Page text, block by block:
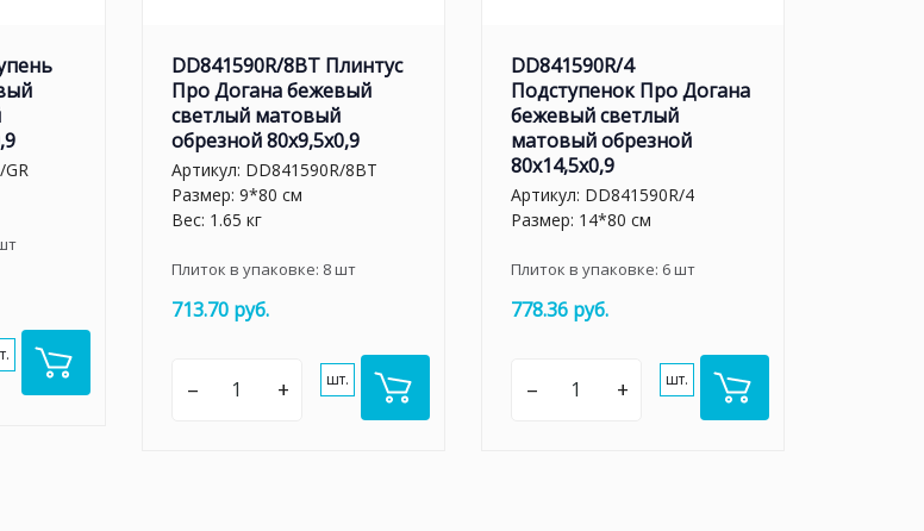
DD841590R/8BT Плинтус
Про Догана бежевый
светлый матовый
обрезной 80x9,5x0,9
Артикул: DD841590R/8BT
Размер: 9*80 см
Вес: 1.65 кг
Плиток в упаковке: 8шт
713.70 руб.
– + шт.
DD841590R/4
Подступенок Про Догана
бежевый светлый
матовый обрезной
80x14,5x0,9
Артикул: DD841590R/4
Размер: 14*80 см
Плиток в упаковке: 6шт
778.36 руб.
– + шт.